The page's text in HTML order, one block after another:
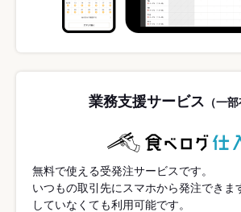
業務支援サービス （一
無料で使える受発注サービスです。
いつもの取引先にスマホから発注できま
していなくても利用可能です。